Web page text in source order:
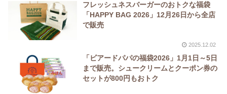
フレッシュネスバーガーのおトクな福袋
「HAPPY BAG 2026」12月26日から全店
で販売
2025.12.02
「ビアードパパの福袋2026」1月1日～5日
まで販売。シュークリームとクーポン券の
セットが800円もおトク